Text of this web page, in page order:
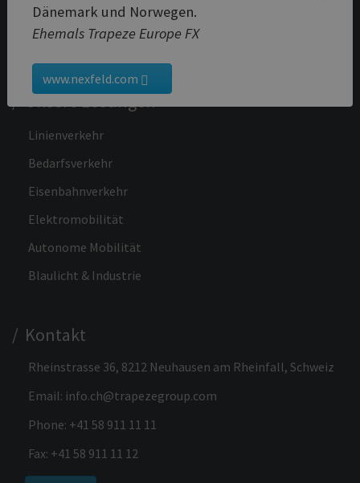
Dänemark und Norwegen.
Ehemals Trapeze Europe FX
www.nexfeld.com
Karriere
Medien
/ Unsere Lösungen
Linienverkehr
Bedarfsverkehr
Eisenbahnverkehr
Elektromobilität
Autonome Mobilität
Blaulicht & Industrie
/ Kontakt
Rheinstrasse 36, 8212 Neuhausen am Rheinfall, Schweiz
Email: info.ch@trapezegroup.com
Phone: +41 58 911 11 11
Fax: +41 58 911 11 12